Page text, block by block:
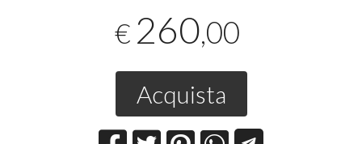
€ 260,00
Acquista